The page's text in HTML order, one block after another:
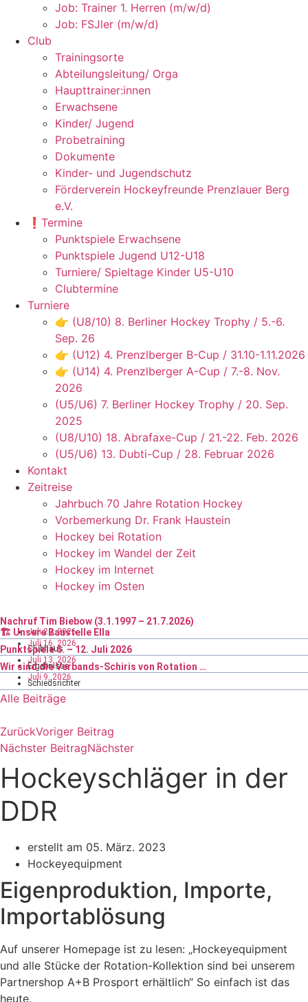
Job: Trainer 1. Herren (m/w/d)
Job: FSJler (m/w/d)
Club
Trainingsorte
Abteilungsleitung/ Orga
Haupttrainer:innen
Erwachsene
Kinder/ Jugend
Probetraining
Dokumente
Kinder- und Jugendschutz
Förderverein Hockeyfreunde Prenzlauer Berg
e.V.
❗️Termine
Punktspiele Erwachsene
Punktspiele Jugend U12-U18
Turniere/ Spieltage Kinder U5-U10
Clubtermine
Turniere
👉 (U8/10) 8. Berliner Hockey Trophy / 5.-6.
Sep. 26
👉 (U12) 4. Prenzlberger B-Cup / 31.10-1.11.2026
👉 (U14) 4. Prenzlberger A-Cup / 7.-8. Nov.
2026
(U5/U6) 7. Berliner Hockey Trophy / 20. Sep.
2025
(U8/U10) 18. Abrafaxe-Cup / 21.-22. Feb. 2026
(U5/U6) 13. Dubti-Cup / 28. Februar 2026
Kontakt
Zeitreise
Jahrbuch 70 Jahre Rotation Hockey
Vorbemerkung Dr. Frank Haustein
Hockey bei Rotation
Hockey im Wandel der Zeit
Hockey im Internet
Hockey im Osten
Juli 29, 2026
Nachruf Tim Biebow (3.1.1997 – 21.7.2026)
Juli 16, 2026
🏗️ Unsere Baustelle Ella
Clubhaus
Juli 13, 2026
Punktspiele 6. – 12. Juli 2026
Ergebnisse
Juli 9, 2026
Wir sind die Verbands-Schiris von Rotation …
Schiedsrichter
Alle Beiträge
ZurückVoriger Beitrag
Nächster BeitragNächster
Hockeyschläger in der
DDR
erstellt am 05. März. 2023
Hockeyequipment
Eigenproduktion, Importe,
Importablösung
Auf unserer Homepage ist zu lesen: „Hockeyequipment
und alle Stücke der Rotation-Kollektion sind bei unserem
Partnershop A+B Prosport erhältlich“ So einfach ist das
heute.